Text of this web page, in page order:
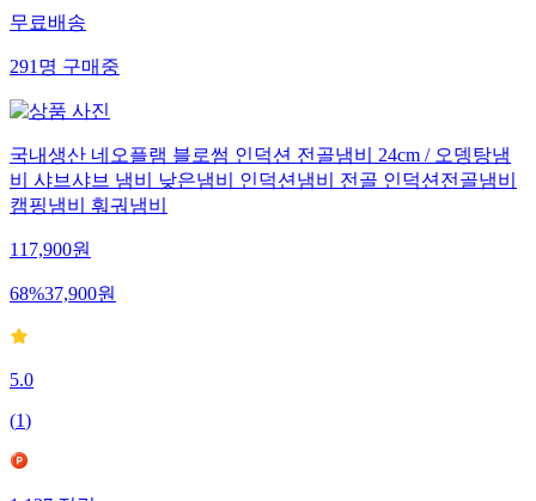
무료배송
291명구매중
국내생산 네오플램 블로썸 인덕션 전골냄비 24cm / 오뎅탕냄
비 샤브샤브 냄비 낮은냄비 인덕션냄비 전골 인덕션전골냄비
캠핑냄비 훠궈냄비
117,900원
68%37,900원
5.0
(1)